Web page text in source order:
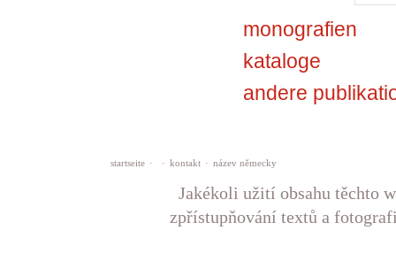
monografien
kataloge
andere
startseite · · kontakt · název německy
Jakékoli užití obsahu těchto
zpřístupňování textů a